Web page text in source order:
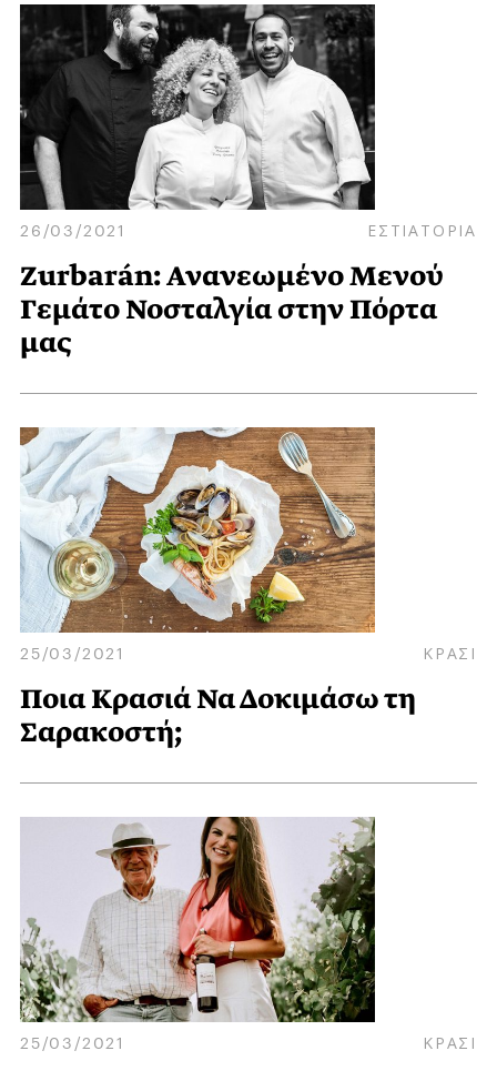
26/03/2021 ΕΣΤΙΑΤΟΡΙΑ
Zurbarán: Ανανεωμένο Mενού
Γεμάτο Νοσταλγία στην Πόρτα
μας
25/03/2021 ΚΡΑΣΙ
Ποια Κρασιά Να Δοκιμάσω τη
Σαρακοστή;
25/03/2021 ΚΡΑΣΙ